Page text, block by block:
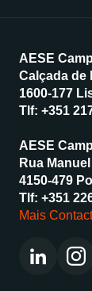
AESE
Calçada de
1600-177
Tlf: +351
AESE
Rua
4150-479
Tlf: +351
Mais